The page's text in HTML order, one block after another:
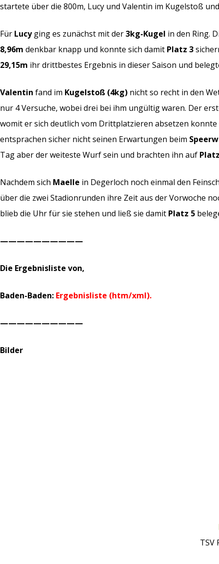
startete über die 800m, Lucy und Valentin im Kugelstoß
Für Lucyging es zunächst mit der3kg-Kugel in den Ring.
8,96m denkbar knapp und konnte sich damit Platz 3
29,15m ihr drittbestes Ergebnis in dieser Saison und
Valentin fand im Kugelstoß (4kg) nicht so recht in den
nur 4 Versuche, wobei drei bei ihm ungültig waren. Der
womit er sich deutlich vom Drittplatzieren absetzen
entsprachen sicher nicht seinen Erwartungen beim
Tag aber der weiteste Wurf sein und brachten ihn auf
Nachdem sich Maelle in Degerloch noch einmal den
über die zwei Stadionrunden ihre Zeit aus der Vorwoche
blieb die Uhr für sie stehen und ließ sie damit Platz 5
——————————
Die Ergebnisliste von,
Baden-Baden: Ergebnisliste (htm/xml).
——————————
Bilder
TSV